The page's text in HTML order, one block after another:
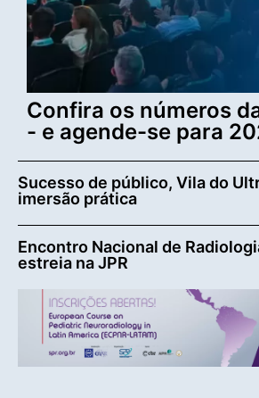
Confira os números
- e agende-se para
Sucesso de público, Vila do
imersão prática
Encontro Nacional de
estreia na JPR